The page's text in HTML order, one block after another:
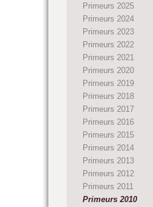
Primeurs 2025
Primeurs 2024
Primeurs 2023
Primeurs 2022
Primeurs 2021
Primeurs 2020
Primeurs 2019
Primeurs 2018
Primeurs 2017
Primeurs 2016
Primeurs 2015
Primeurs 2014
Primeurs 2013
Primeurs 2012
Primeurs 2011
Primeurs 2010